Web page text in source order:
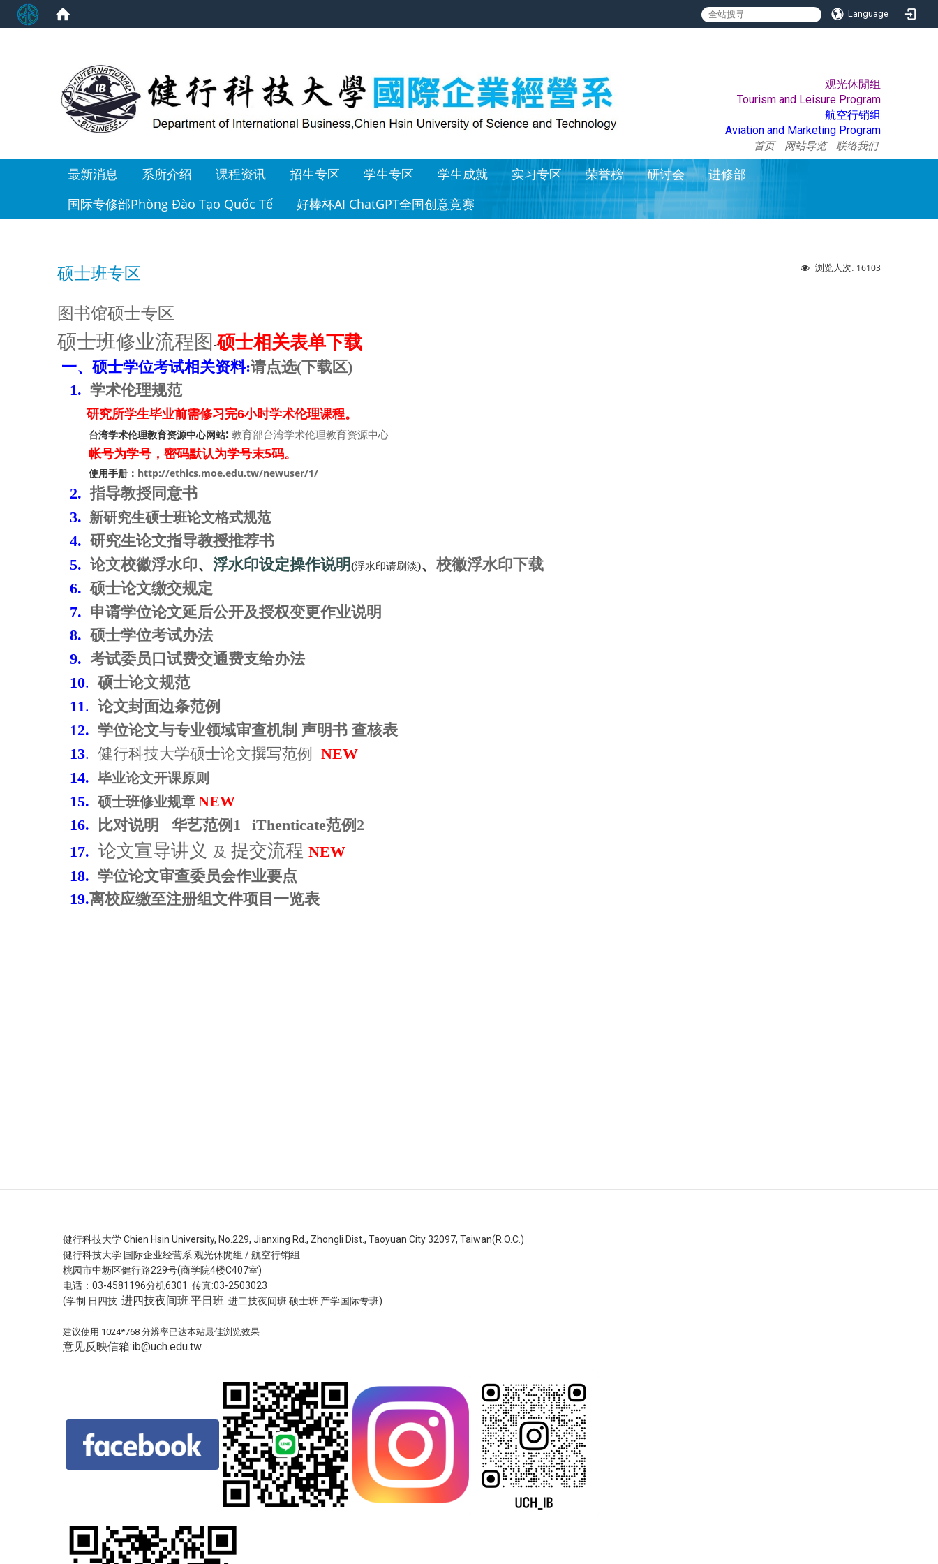
Language
:::
观光休閒组
Tourism and Leisure Program
航空行销组
Aviation and Marketing Program
首页 网站导览 联络我们
最新消息 系所介绍 课程资讯 招生专区 学生专区 学生成就 实习专区 荣誉榜 研讨会
进修部
国际专修部Phòng Đào Tạo Quốc Tế
好棒杯AI ChatGPT全国创意竞赛
浏览人次: 16103
硕士班专区
图书馆硕士专区
硕士班修业流程图-硕士相关表单下载
一、硕士学位考试相关资料:请点选(下载区)
1. 学术伦理规范
研究所学生毕业前需修习完6小时学术伦理课程。
台湾学术伦理教育资源中心网站: 教育部台湾学术伦理教育资源中心
帐号为学号，密码默认为学号末5码。
使用手册： http://ethics.moe.edu.tw/newuser/1/
2.指导教授同意书
3. 新研究生硕士班论文格式规范
4. 研究生论文指导教授推荐书
5. 论文校徽浮水印、 浮水印设定操作说明(浮水印请刷淡)、 校徽浮水印下载
6. 硕士论文缴交规定
7. 申请学位论文延后公开及授权变更作业说明
8. 硕士学位考试办法
9. 考试委员口试费交通费支给办法
10.硕士论文规范
11. 论文封面边条范例
12. 学位论文与专业领域审查机制 声明书 查核表
13. 健行科技大学硕士论文撰写范例 NEW
14. 毕业论文开课原则
15. 硕士班修业规章NEW
16.
比对说明 华艺范例1
iThenticate范例2
17. 论文宣导讲义 及 提交流程 NEW
18. 学位论文审查委员会作业要点
19.离校应缴至注册组文件项目一览表
健行科技大学 Chien Hsin University, No.229, Jianxing Rd., Zhongli Dist., Taoyuan City 32097, Taiwan(R.O.C.)
健行科技大学 国际企业经营系 观光休閒组 / 航空行销组
桃园市中坜区健行路229号(商学院4楼C407室)
电话：03-4581196分机6301 传真:03-2503023
(学制:日四技 进四技夜间班.平日班 进二技夜间班 硕士班 产学国际专班)
建议使用 1024*768 分辨率已达本站最佳浏览效果
意见反映信箱:ib@uch.edu.tw